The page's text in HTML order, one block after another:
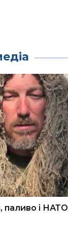
паливо і НАТО